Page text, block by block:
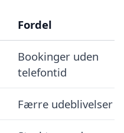
Fordel
Bookinger uden
telefontid
Færre udeblivelser